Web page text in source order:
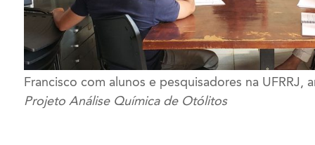
Francisco com alunos e pesquisadores na UFRRJ,
Projeto Análise Química de Otólitos